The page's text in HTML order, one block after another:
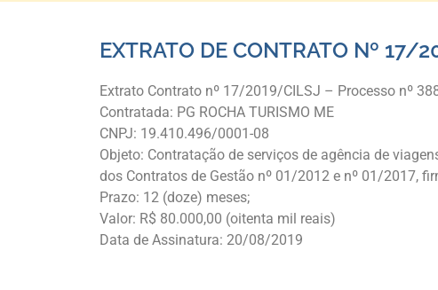
EXTRATO DE CONTRATO Nº 17/
Extrato Contrato nº 17/2019/CILSJ – Processo nº
Contratada: PG ROCHA TURISMO ME
CNPJ: 19.410.496/0001-08
Objeto: Contratação de serviços de agência de
dos Contratos de Gestão nº 01/2012 e nº 01/2017,
Prazo: 12 (doze) meses;
Valor: R$ 80.000,00 (oitenta mil reais)
Data de Assinatura: 20/08/2019